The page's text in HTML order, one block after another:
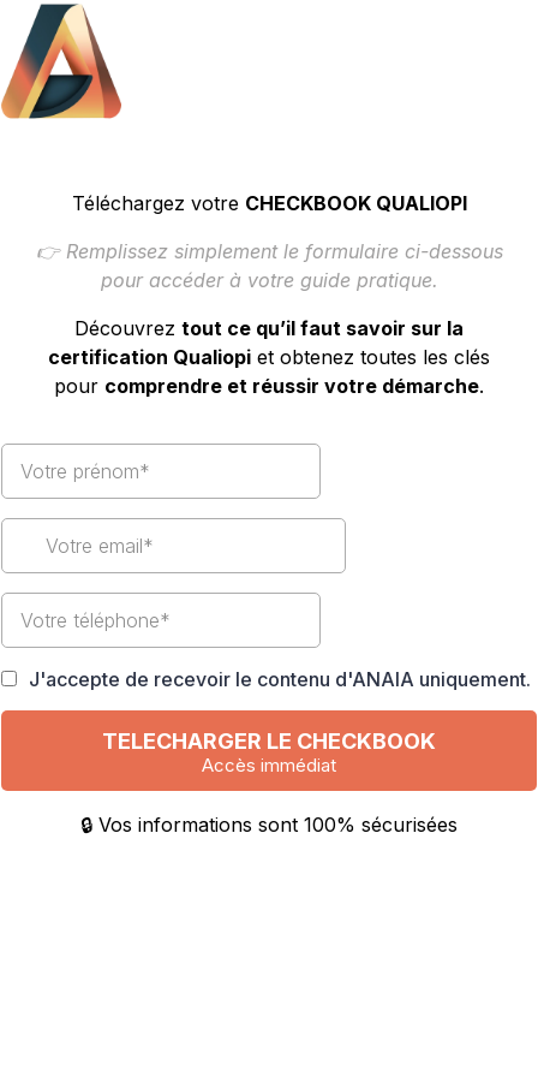
Téléchargez votre CHECKBOOK QUALIOPI
👉 Remplissez simplement le formulaire ci-dessous
pour accéder à votre guide pratique.
Découvrez tout ce qu’il faut savoir sur la
certification Qualiopi et obtenez toutes les clés
pour comprendre et réussir votre démarche.
J'accepte de recevoir le contenu d'ANAIA uniquement.
TELECHARGER LE CHECKBOOK
Accès immédiat
🔒 Vos informations sont 100% sécurisées